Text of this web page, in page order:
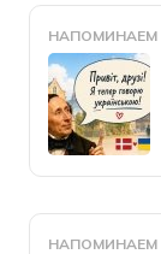
НАПОМИНАЕМ
НАПОМИНАЕМ